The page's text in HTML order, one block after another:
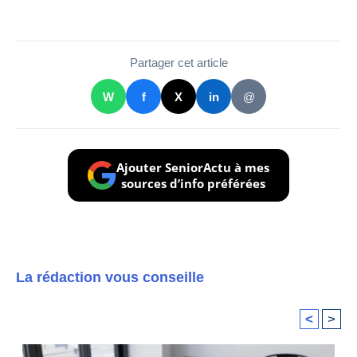
Partager cet article
W f X in @
Ajouter SeniorActu à mes
sources d’info préférées
La rédaction vous conseille
< >